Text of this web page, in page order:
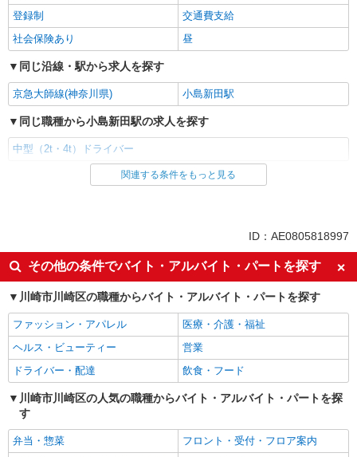
登録制
交通費支給
社会保険あり
昼
同じ沿線・駅から求人を探す
京急大師線(神奈川県) 小島新田駅
同じ職種から小島新田駅の求人を探す
中型（2t・4t）ドライバー
同じ雇用形態から小島新田駅の求人を探す
即日勤務OK
履歴書不要
Web面接OK
経験者・有資格者歓迎
学歴不問
ブランクOK
高収入・高額
昇給あり
週払い
給与前払いOK
週2～3日勤務OK
副業・WワークOK
登録制
交通費支給
社会保険あり
同じ職種から求人を探す
関連する条件をもっと見る
ID：AE0805818997
その他の条件でバイト・アルバイト・パートを探す
川崎市川崎区の職種からバイト・アルバイト・パートを探す
ファッション・アパレル
医療・介護・福祉
ヘルス・ビューティー
営業
ドライバー・配達
飲食・フード
川崎市川崎区の人気の職種からバイト・アルバイト・パートを探
す
弁当・惣菜
フロント・受付・フロア案内